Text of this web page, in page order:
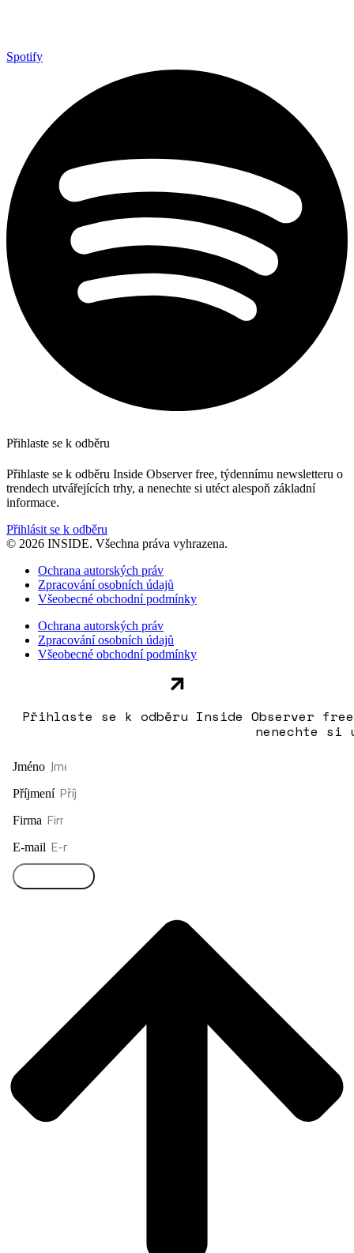
Spotify
Přihlaste se k odběru
Přihlaste se k odběru Inside Observer free, týdennímu newsletteru o
trendech utvářejících trhy, a nenechte si utéct alespoň základní
informace.
Přihlásit se k odběru
© 2026 INSIDE. Všechna práva vyhrazena.
Ochrana autorských práv
Zpracování osobních údajů
Všeobecné obchodní podmínky
Ochrana autorských práv
Zpracování osobních údajů
Všeobecné obchodní podmínky
Přihlaste se k odběru Inside Observer
nenechte si
Jméno
Příjmení
Firma
E-mail